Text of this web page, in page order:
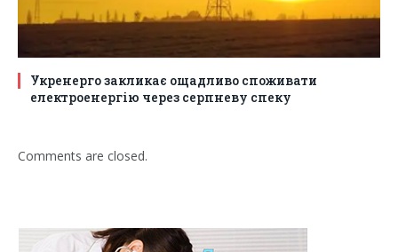
Укренерго закликає ощадливо споживати
електроенергію через серпневу спеку
Comments are closed.